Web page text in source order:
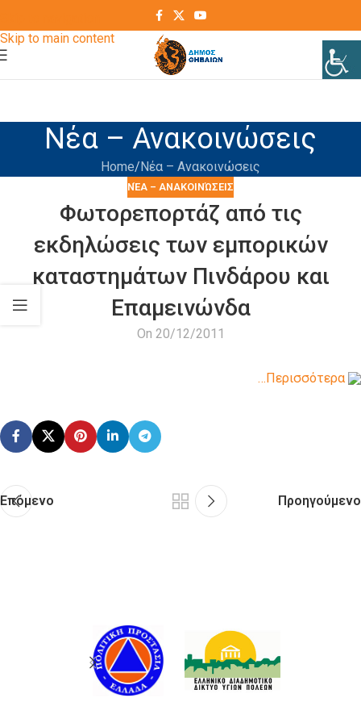
Skip to main content
Νέα – Ανακοινώσεις
Home Νέα – Ανακοινώσεις
ΝΈΑ – ΑΝΑΚΟΙΝΏΣΕΙΣ
Φωτορεπορτάζ από τις
εκδηλώσεις των εμπορικών
καταστημάτων Πινδάρου και
Επαμεινώνδα
On 20/12/2011
…Περισσότερα
Επόμενο Προηγούμενο